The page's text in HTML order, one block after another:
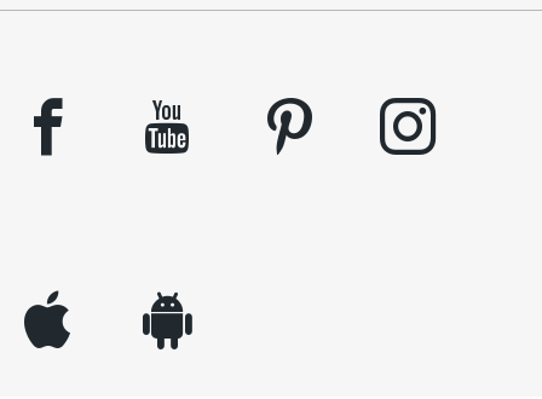
facebook youtube pinterest instagram
appleinc android